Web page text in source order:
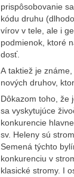
prispôsobovanie
kódu druhu
vírov v tele, ale i
podmienok, ktoré
dosť.
A taktiež je
nových druhov,
Dôkazom toho, že
sa vyskytujúce
konkurencie
sv. Heleny sú
Semená týchto
konkurenciu v
klasické stromy. I